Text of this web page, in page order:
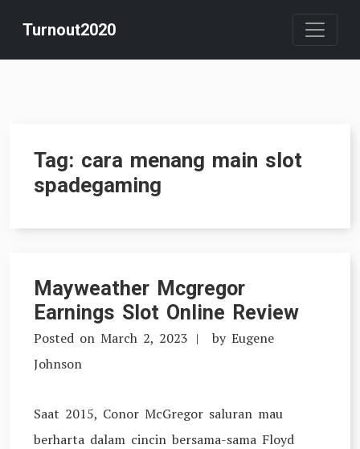
content
Turnout2020
Tag: cara menang main slot
spadegaming
Mayweather Mcgregor
Earnings Slot Online Review
Posted on March 2, 2023 by Eugene
Johnson
Saat 2015, Conor McGregor saluran mau
berharta dalam cincin bersama-sama Floyd